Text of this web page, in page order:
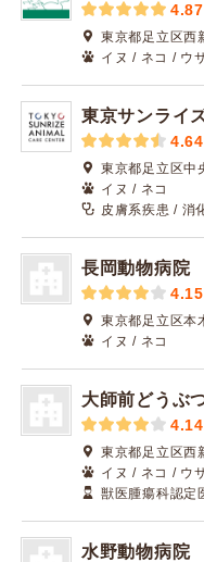
4.87
東京都足立区西
イヌ / ネコ / ウ
東京サンライ
4.64
東京都足立区中
イヌ / ネコ
皮膚系疾患 / 消
長岡動物病院
4.15
東京都足立区本
イヌ / ネコ
大師前どうぶ
4.14
東京都足立区
イヌ / ネコ / ウ
獣医腫瘍科認定
水野動物病院